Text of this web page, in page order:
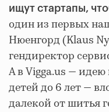
ищут стартапы,
один из первых
Нюенгорд (Klaus
гендиректор
А в Vigga.us —
детей до 6 лет —
далекой от шитья